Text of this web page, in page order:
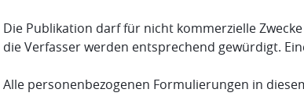
Die Publikation darf für nicht kommerzielle
die Verfasser werden entsprechend gewürdigt.
Alle personenbezogenen Formulierungen in